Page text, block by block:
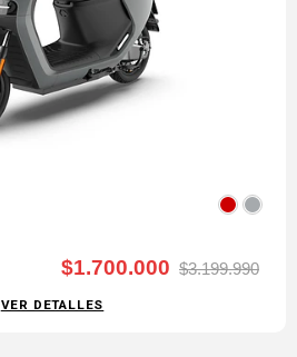
$1.700.000 $3.199.990
VER DETALLES